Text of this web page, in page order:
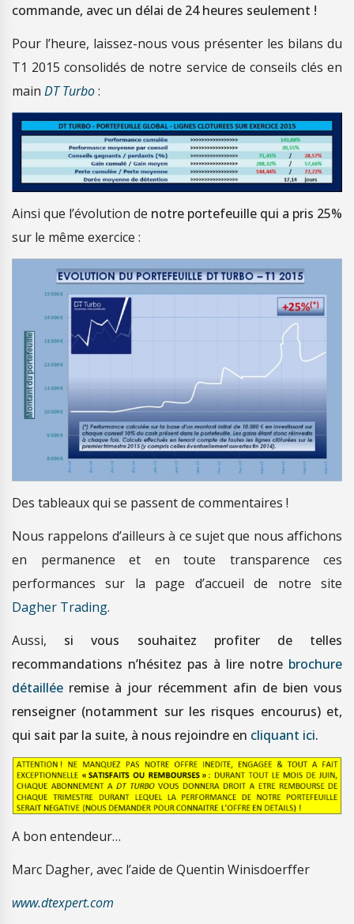
commande, avec un délai de 24 heures seulement !
Pour l’heure, laissez-nous vous présenter les bilans du
T1 2015 consolidés de notre service de conseils clés en
main DT Turbo:
Ainsi que l’évolution de notre portefeuille qui a pris 25%
sur le même exercice :
Des tableaux qui se passent de commentaires !
Nous rappelons d’ailleurs à ce sujet que nous affichons
en permanence et en toute transparence ces
performances sur la page d’accueil de notre site
Dagher Trading.
Aussi, si vous souhaitez profiter de telles
recommandations n’hésitez pas à lire notre brochure
détaillée remise à jour récemment afin de bien vous
renseigner (notamment sur les risques encourus) et,
qui sait par la suite, à nous rejoindre en cliquant ici.
A bon entendeur…
Marc Dagher, avec l’aide de Quentin Winisdoerffer
www.dtexpert.com